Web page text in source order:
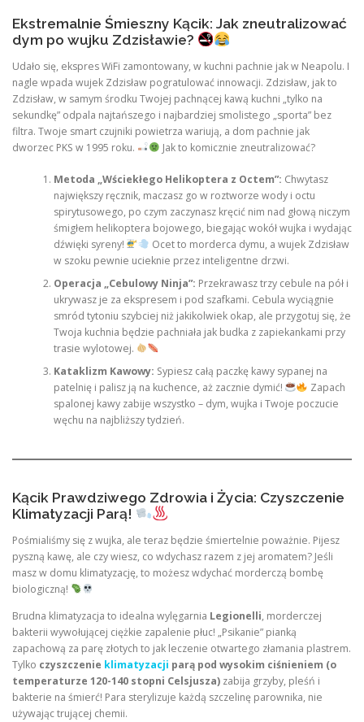
Ekstremalnie Śmieszny Kącik: Jak zneutralizować
dym po wujku Zdzisławie?
Udało się, ekspres WiFi zamontowany, w kuchni pachnie jak w Neapolu. I
nagle wpada wujek Zdzisław pogratulować innowacji. Zdzisław, jak to
Zdzisław, w samym środku Twojej pachnącej kawą kuchni „tylko na
sekundkę” odpala najtańszego i najbardziej smolistego „sporta” bez
filtra. Twoje smart czujniki powietrza wariują, a dom pachnie jak
dworzec PKS w 1995 roku.
Jak to komicznie zneutralizować?
Metoda „Wściekłego Helikoptera z Octem”: Chwytasz
największy ręcznik, maczasz go w roztworze wody i octu
spirytusowego, po czym zaczynasz kręcić nim nad głową niczym
śmigłem helikoptera bojowego, biegając wokół wujka i wydając
dźwięki syreny!
Ocet to morderca dymu, a wujek Zdzisław
w szoku pewnie ucieknie przez inteligentne drzwi.
Operacja „Cebulowy Ninja”: Przekrawasz trzy cebule na pół i
ukrywasz je za ekspresem i pod szafkami. Cebula wyciągnie
smród tytoniu szybciej niż jakikolwiek okap, ale przygotuj się, że
Twoja kuchnia będzie pachniała jak budka z zapiekankami przy
trasie wylotowej.
Kataklizm Kawowy: Sypiesz całą paczkę kawy sypanej na
patelnię i palisz ją na kuchence, aż zacznie dymić!
Zapach
spalonej kawy zabije wszystko – dym, wujka i Twoje poczucie
węchu na najbliższy tydzień.
Kącik Prawdziwego Zdrowia i Życia: Czyszczenie
Klimatyzacji Parą!
Pośmialiśmy się z wujka, ale teraz będzie śmiertelnie poważnie. Pijesz
pyszną kawę, ale czy wiesz, co wdychasz razem z jej aromatem? Jeśli
masz w domu klimatyzację, to możesz wdychać morderczą bombę
biologiczną!
Brudna klimatyzacja to idealna wylęgarnia Legionelli, morderczej
bakterii wywołującej ciężkie zapalenie płuc! „Psikanie” pianką
zapachową za parę złotych to jak leczenie otwartego złamania plastrem.
Tylko czyszczenie klimatyzacji parą pod wysokim ciśnieniem (o
temperaturze 120-140 stopni Celsjusza) zabija grzyby, pleśń i
bakterie na śmierć! Para sterylizuje każdą szczelinę parownika, nie
używając trującej chemii.